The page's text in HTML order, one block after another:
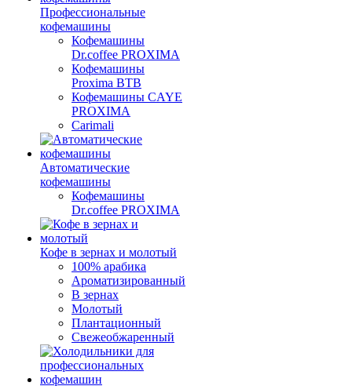
Профессиональные
кофемашины
Кофемашины
Dr.coffee PROXIMA
Кофемашины
Proxima BTB
Кофемашины CAYE
PROXIMA
Carimali
Автоматические
кофемашины
Кофемашины
Dr.coffee PROXIMA
Кофе в зернах и молотый
100% арабика
Ароматизированный
В зернах
Молотый
Плантационный
Свежеобжаренный